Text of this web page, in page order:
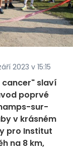
2023 v 15:15
cancer" slaví
poprvé
sur-
v krásném
pro Institut
na 8 km,